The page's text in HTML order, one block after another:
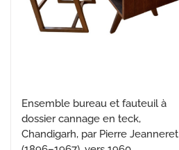
Ensemble bureau et fauteuil à
dossier cannage en teck,
Chandigarh, par Pierre Jeanneret